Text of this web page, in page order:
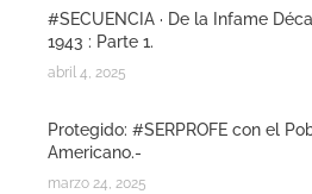
#SECUENCIA · De la Infame
1943 : Parte 1.
abril 4, 2025
Protegido: #SERPROFE con el
Americano.-
marzo 24, 2025